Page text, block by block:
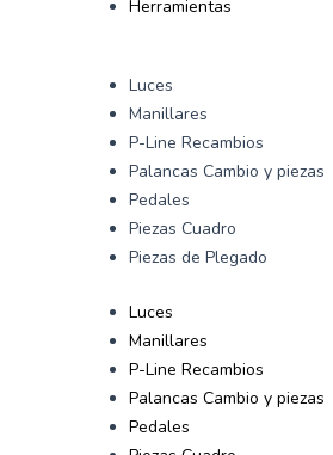
Herramientas
Luces
Manillares
P-Line Recambios
Palancas Cambio y piezas
Pedales
Piezas Cuadro
Piezas de Plegado
Luces
Manillares
P-Line Recambios
Palancas Cambio y piezas
Pedales